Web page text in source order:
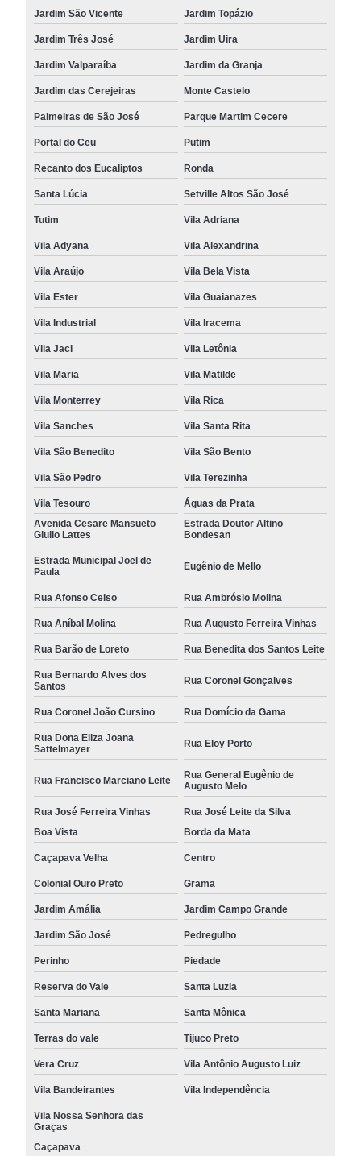
Jardim São Vicente Jardim Topázio
Jardim Três José Jardim Uira
Jardim Valparaíba Jardim da Granja
Jardim das Cerejeiras Monte Castelo
Palmeiras de São José Parque Martim Cecere
Portal do Ceu Putim
Recanto dos Eucaliptos Ronda
Santa Lúcia Setville Altos São José
Tutim Vila Adriana
Vila Adyana Vila Alexandrina
Vila Araújo Vila Bela Vista
Vila Ester Vila Guaianazes
Vila Industrial Vila Iracema
Vila Jaci Vila Letônia
Vila Maria Vila Matilde
Vila Monterrey Vila Rica
Vila Sanches Vila Santa Rita
Vila São Benedito Vila São Bento
Vila São Pedro Vila Terezinha
Vila Tesouro
Águas da Prata
Avenida Cesare Mansueto
Giulio Lattes
Estrada Doutor Altino
Bondesan
Estrada Municipal Joel de
Paula
Eugênio de Mello
Rua Afonso Celso Rua Ambrósio Molina
Rua Aníbal Molina Rua Augusto Ferreira Vinhas
Rua Barão de Loreto Rua Benedita dos Santos Leite
Rua Bernardo Alves dos
Santos
Rua Coronel Gonçalves
Rua Coronel João Cursino Rua Domício da Gama
Rua Dona Eliza Joana
Sattelmayer
Rua Eloy Porto
Rua Francisco Marciano Leite
Rua General Eugênio de
Augusto Melo
Rua José Ferreira Vinhas
Rua José Leite da Silva
Boa Vista
Borda da Mata
Caçapava Velha Centro
Colonial Ouro Preto Grama
Jardim Amália Jardim Campo Grande
Jardim São José Pedregulho
Perinho Piedade
Reserva do Vale Santa Luzia
Santa Mariana Santa Mônica
Terras do vale Tijuco Preto
Vera Cruz Vila Antônio Augusto Luiz
Vila Bandeirantes Vila Independência
Vila Nossa Senhora das
Graças
Caçapava